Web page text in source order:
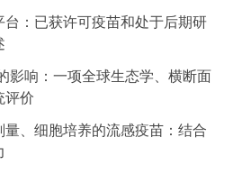
：已获许可疫苗和处于后期研
影响：一项全球生态学、横断面
评价
、细胞培养的流感疫苗：结合